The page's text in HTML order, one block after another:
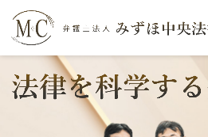
ホーム
ホーム